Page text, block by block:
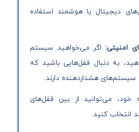
دیجیتال یا هوشمند استفاده
امنیتی: اگر می‌خواهید سیستم
به دنبال قفل‌هایی باشید که
سیستم‌های هشداردهنده دارند.
خود، می‌توانید از بین قفل‌های
انتخاب کنید.